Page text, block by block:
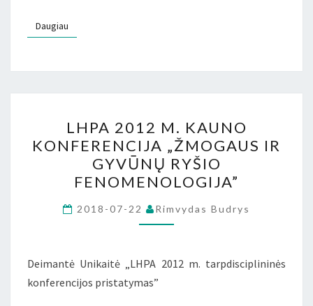
Daugiau
2012
M.
KAUNO
KONFERENCIJA
„ŽMOGAUS
IR
RYŠIO
FENOMENOLOGIJA”
LHPA 2012 M. KAUNO
KONFERENCIJA „ŽMOGAUS IR
GYVŪNŲ RYŠIO
FENOMENOLOGIJA”
2018-07-22 Rimvydas Budrys
Deimantė Unikaitė „LHPA 2012 m. tarpdisciplininės
konferencijos pristatymas”